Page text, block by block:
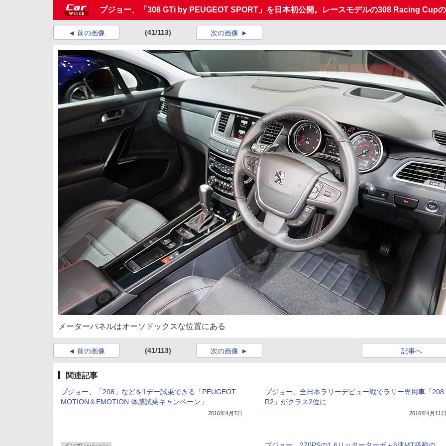
プジョー、「308 GTi by PEUGEOT SPORT」を日本初公開。レースモデルの308 Racing Cup
前の画像 (41/113) 次の画像
メーターパネルはオーソドックスな位置にある
前の画像 (41/113) 記事へ
次の画像
関連記事
プジョー、「208」などを1デー試乗できる「PEUGEOT
MOTION＆EMOTION 体感試乗キャンペーン」
2016年4月7日
プジョー、全日本ラリーデビュー戦でラリー専用車「208
R2」がクラス2位に
2016年4月11日